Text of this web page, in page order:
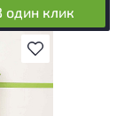
один клик
В избранное